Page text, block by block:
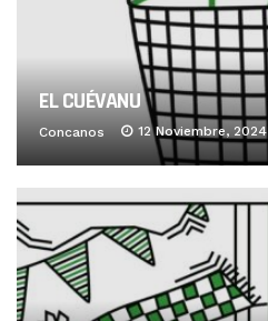
EL CUÉVANU
Concanos 12 Noviembre, 2024